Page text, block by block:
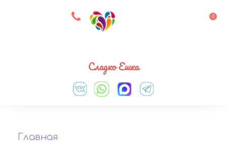
8 927 083 33 05 0
Сладко Ешка
Главная